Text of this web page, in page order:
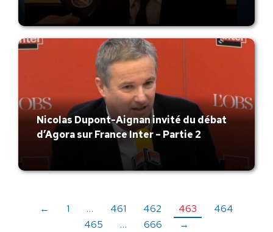
Nicolas Dupont-Aignan invité du débat
d’Agora sur France Inter – Partie 2
← 1 … 461 462 463
464
465
… 666 →